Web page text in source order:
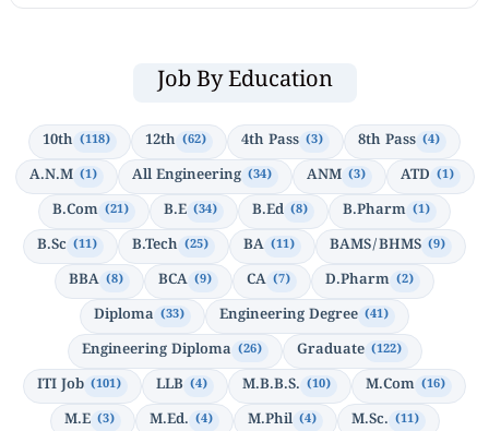
Job By Education
10th (118) 12th (62) 4th Pass (3) 8th Pass (4)
A.N.M (1) All Engineering (34) ANM (3) ATD (1)
B.Com (21) B.E (34) B.Ed (8) B.Pharm (1)
B.Sc (11) B.Tech (25) BA (11) BAMS/BHMS (9)
BBA (8) BCA (9) CA (7) D.Pharm (2)
Diploma (33) Engineering Degree (41)
Engineering Diploma (26) Graduate (122)
ITI Job (101) LLB (4) M.B.B.S. (10) M.Com (16)
M.E (3) M.Ed. (4) M.Phil (4) M.Sc. (11)